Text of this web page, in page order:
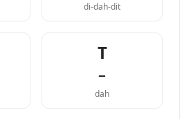
di-dah-dit
T
−
dah